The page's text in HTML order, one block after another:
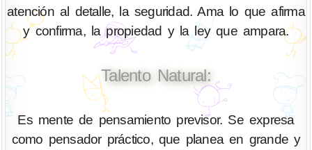
atención al detalle, la seguridad. Ama lo que afirma
y confirma, la propiedad y la ley que ampara.
Talento Natural:
Es mente de pensamiento previsor. Se expresa
como pensador práctico, que planea en grande y